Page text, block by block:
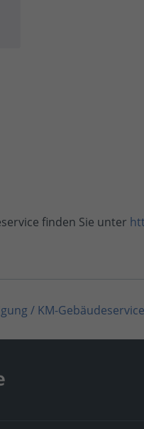
finden Sie unter
/ KM-Gebäudeservice
/KM-